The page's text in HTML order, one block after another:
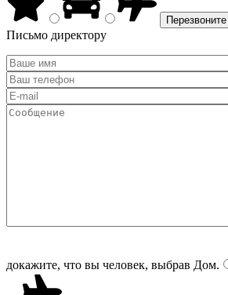
Письмо директору
докажите, что вы человек, выбрав Дом.